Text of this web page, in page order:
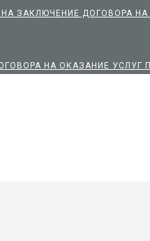
ЗАКЛЮЧЕНИЕ ДОГОВОРА
НА ОКАЗАНИЕ